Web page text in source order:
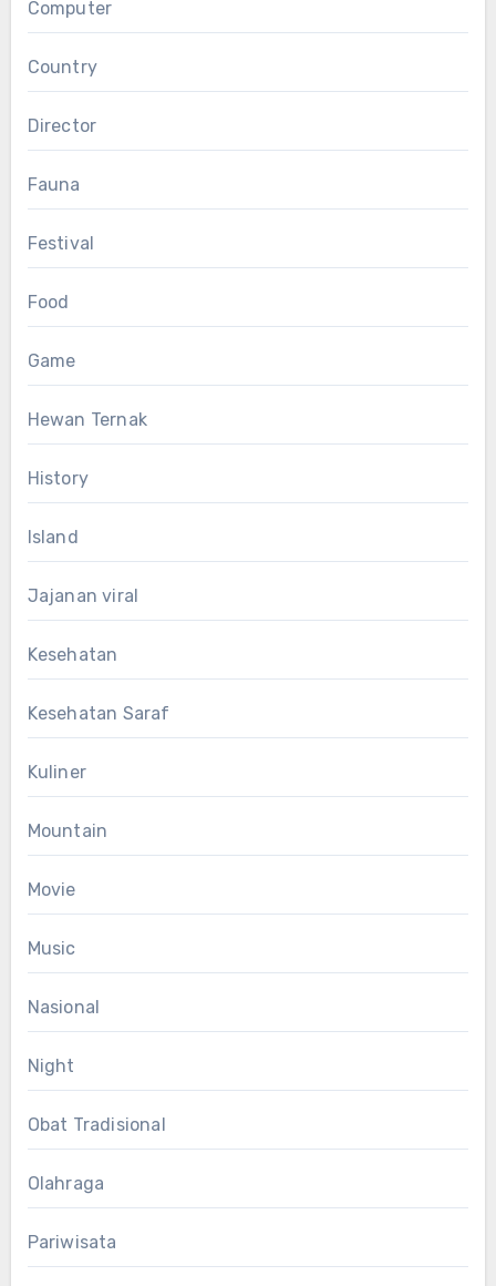
Computer
Country
Director
Fauna
Festival
Food
Game
Hewan Ternak
History
Island
Jajanan viral
Kesehatan
Kesehatan Saraf
Kuliner
Mountain
Movie
Music
Nasional
Night
Obat Tradisional
Olahraga
Pariwisata